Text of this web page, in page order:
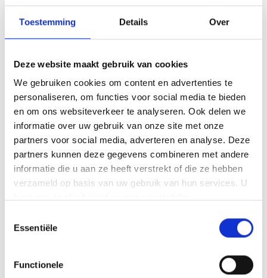
Toestemming Details Over
Deze website maakt gebruik van cookies
We gebruiken cookies om content en advertenties te
personaliseren, om functies voor social media te bieden
en om ons websiteverkeer te analyseren. Ook delen we
informatie over uw gebruik van onze site met onze
partners voor social media, adverteren en analyse. Deze
partners kunnen deze gegevens combineren met andere
informatie die u aan ze heeft verstrekt of die ze hebben
verzameld op basis van uw gebruik van hun services. U
Essentiële
Functionele
De financiële inspanningen zijn ten laste van de
lidstaten en/of de burgers.
De laadinfrastructuur voor
elektrische auto's
Met de energietransitie en de overgang naar
elektrische auto's heeft de Commissie
maatregelen getroffen om het netwerk van
laadpalen langs de Europese wegen uit te
breiden. De Europese instanties hebben gepland
tegen 2030. Dankzij dit grotere aanbod zouden
"elektrische" verplaatsingen moeten genieten.
Veiligheid